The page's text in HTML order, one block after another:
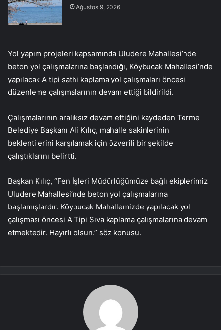
Ağustos 9, 2026
Yol yapım projeleri kapsamında Uludere Mahallesi’nde
beton yol çalışmalarına başlandığı, Köybucak Mahallesi’nde
yapılacak A tipi sathi kaplama yol çalışmaları öncesi
düzenleme çalışmalarının devam ettiği bildirildi.
Çalışmalarının aralıksız devam ettiğini kaydeden Terme
Belediye Başkanı Ali Kılıç, mahalle sakinlerinin
beklentilerini karşılamak için özverili bir şekilde
çalıştıklarını belirtti.
Başkan Kılıç, “Fen İşleri Müdürlüğümüze bağlı ekiplerimiz
Uludere Mahallesi’nde beton yol çalışmalarına
başlamışlardır. Köybucak Mahallemizde yapılacak yol
çalışması öncesi A Tipi Sıva kaplama çalışmalarına devam
etmektedir. Hayırlı olsun.” söz konusu.